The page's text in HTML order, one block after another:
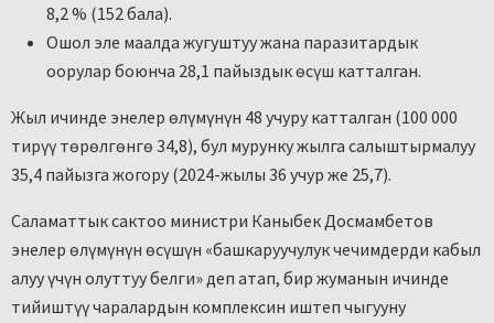
8,2 % (152 бала).
Ошол эле маалда жугуштуу жана паразитардык
оорулар боюнча 28,1 пайыздык өсүш катталган.
Жыл ичинде энелер өлүмүнүн 48 учуру катталган (100 000
тирүү төрөлгөнгө 34,8), бул мурунку жылга салыштырмалуу
35,4 пайызга жогору (2024-жылы 36 учур же 25,7).
Саламаттык сактоо министри Каныбек Досмамбетов
энелер өлүмүнүн өсүшүн «башкаруучулук чечимдерди кабыл
алуу үчүн олуттуу белги» деп атап, бир жуманын ичинде
тийиштүү чаралардын комплексин иштеп чыгууну